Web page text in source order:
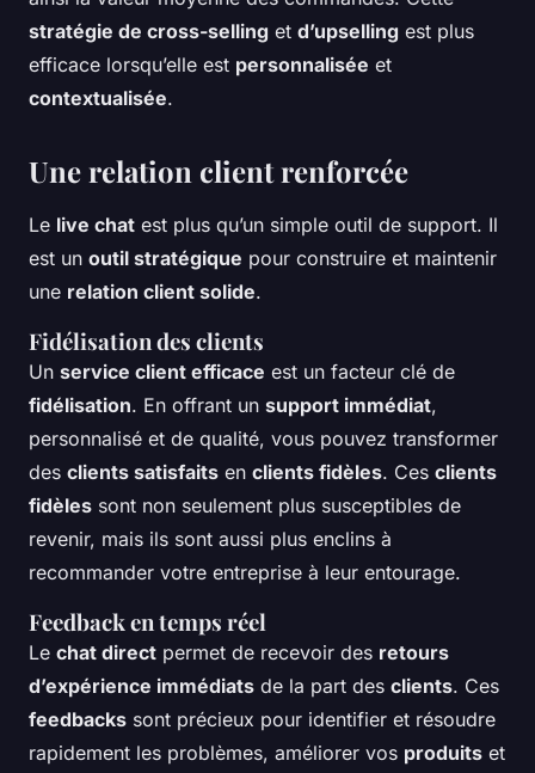
stratégie de cross-selling et d’upselling est plus
efficace lorsqu’elle est personnalisée et
contextualisée.
Une relation client renforcée
Le live chat est plus qu’un simple outil de support. Il
est un outil stratégique pour construire et maintenir
une relation client solide.
Fidélisation des clients
Un service client efficace est un facteur clé de
fidélisation. En offrant un support immédiat,
personnalisé et de qualité, vous pouvez transformer
des clients satisfaits en clients fidèles. Ces clients
fidèles sont non seulement plus susceptibles de
revenir, mais ils sont aussi plus enclins à
recommander votre entreprise à leur entourage.
Feedback en temps réel
Le chat direct permet de recevoir des retours
d’expérience immédiats de la part des clients. Ces
feedbacks sont précieux pour identifier et résoudre
rapidement les problèmes, améliorer vos produits et